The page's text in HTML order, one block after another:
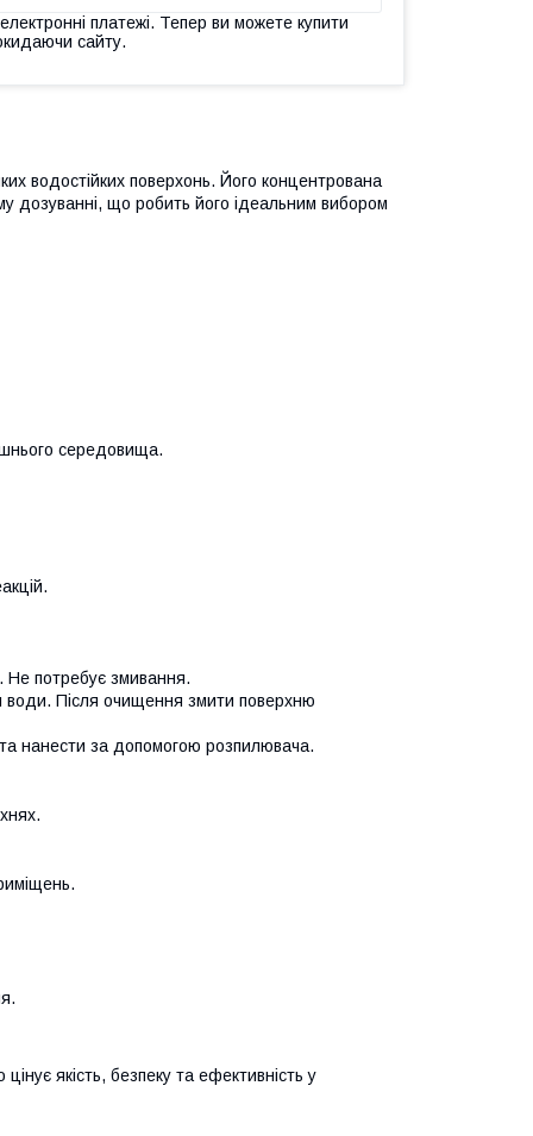
платежі. Тепер ви можете купити
сайту.
водостійких поверхонь. Його концентрована
дозуванні, що робить його ідеальним вибором
середовища.
потребує змивання.
Після очищення змити поверхню
нанести за допомогою розпилювача.
якість, безпеку та ефективність у